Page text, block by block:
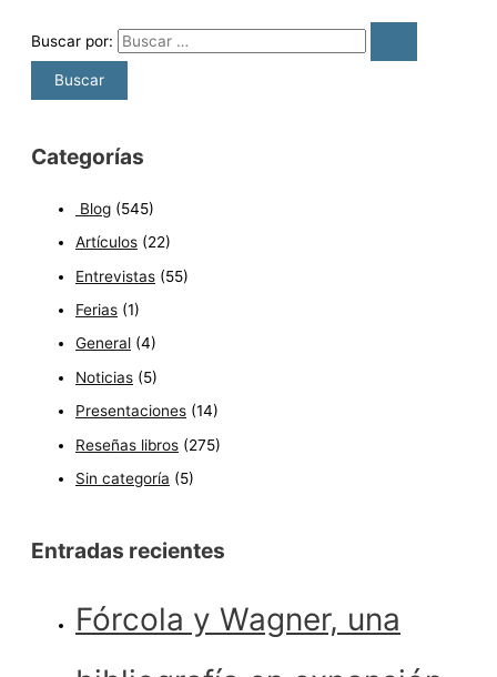
Buscar por:
Categorías
Blog (545)
Artículos (22)
Entrevistas (55)
Ferias (1)
General (4)
Noticias (5)
Presentaciones (14)
Reseñas libros (275)
Sin categoría (5)
Entradas recientes
Fórcola y Wagner, una